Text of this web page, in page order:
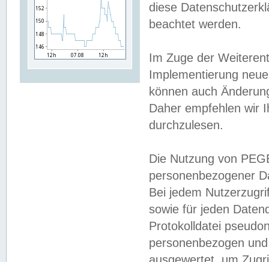
diese
beachtet werden.
Im Zuge der
Implementierung
können auch
Daher empfehlen wir
durchzulesen.
Die Nutzung von
personenbezogener
Bei jedem
sowie für jeden
Protokolldatei
personenbezogen